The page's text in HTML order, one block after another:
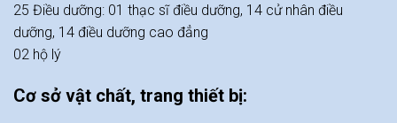
25 Điều dưỡng: 01 thạc sĩ điều dưỡng, 14 cử nhân điều
dưỡng, 14 điều dưỡng cao đẳng
02 hộ lý
Cơ sở vật chất, trang thiết bị: